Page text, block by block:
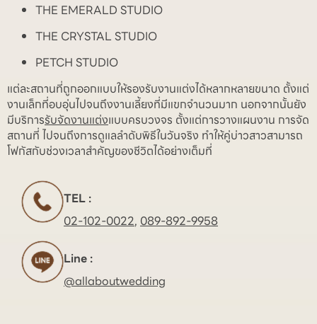
THE EMERALD STUDIO
THE CRYSTAL STUDIO
PETCH STUDIO
แต่ละสถานที่ถูกออกแบบให้รองรับงานแต่งได้หลากหลายขนาด ตั้งแต่
งานเล็กที่อบอุ่นไปจนถึงงานเลี้ยงที่มีแขกจำนวนมาก นอกจากนั้นยัง
มีบริการรับจัดงานแต่งแบบครบวงจร ตั้งแต่การวางแผนงาน การจัด
สถานที่ ไปจนถึงการดูแลลำดับพิธีในวันจริง ทำให้คู่บ่าวสาวสามารถ
โฟกัสกับช่วงเวลาสำคัญของชีวิตได้อย่างเต็มที่
TEL :
02-102-0022, 089-892-9958
Line :
@allaboutwedding